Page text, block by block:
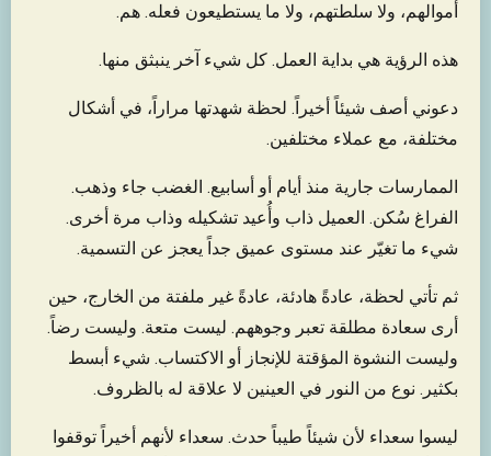
أموالهم، ولا سلطتهم، ولا ما يستطيعون فعله. هم.
هذه الرؤية هي بداية العمل. كل شيء آخر ينبثق منها.
دعوني أصف شيئاً أخيراً. لحظة شهدتها مراراً، في أشكال
مختلفة، مع عملاء مختلفين.
الممارسات جارية منذ أيام أو أسابيع. الغضب جاء وذهب.
الفراغ سُكن. العميل ذاب وأُعيد تشكيله وذاب مرة أخرى.
شيء ما تغيّر عند مستوى عميق جداً يعجز عن التسمية.
ثم تأتي لحظة، عادةً هادئة، عادةً غير ملفتة من الخارج، حين
أرى سعادة مطلقة تعبر وجوههم. ليست متعة. وليست رضاً.
وليست النشوة المؤقتة للإنجاز أو الاكتساب. شيء أبسط
بكثير. نوع من النور في العينين لا علاقة له بالظروف.
ليسوا سعداء لأن شيئاً طيباً حدث. سعداء لأنهم أخيراً توقفوا